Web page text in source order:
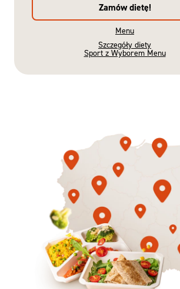
Zamów dietę!
Menu
Szczegóły diety
Sport z Wyborem Menu